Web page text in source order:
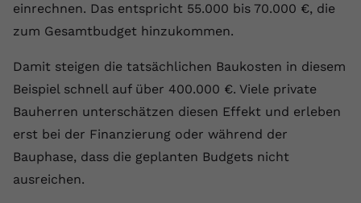
einrechnen. Das entspricht 55.000 bis 70.000 €, die
zum Gesamtbudget hinzukommen.
Damit steigen die tatsächlichen Baukosten in diesem
Beispiel schnell auf über 400.000 €. Viele private
Bauherren unterschätzen diesen Effekt und erleben
erst bei der Finanzierung oder während der
Bauphase, dass die geplanten Budgets nicht
ausreichen.
Laufzeit Session
Zweck
YouTube setzt diesen Cookie, um die
Videopräferenzen des Nutzers zu
Videos verwendet.